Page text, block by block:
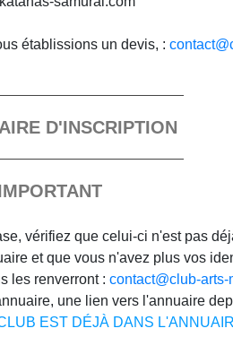
établissions un devis, :
D'INSCRIPTION
vérifiez que celui-ci n'est pas
et que vous n'avez plus vos
les renverront : contact@club-arts-
une lien vers l'annuaire
EST DÉJÀ DANS